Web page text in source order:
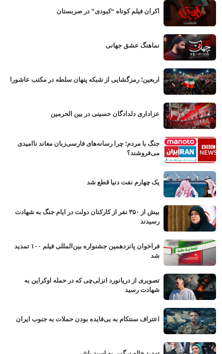
اکران فیلم کوتاه “کبودی” در صربستان
نماهنگ عشق جهانی
اربعین؛ رمزگشایی از شبکه پنهان سلطه در مکتب عاشورا
عزاداری دلدادگان حسینی در بین الحرمین
جنگ با مردم؛ چرا رسانه‌های فارسی‌زبان معاند ناامیدی
می‌فروشند؟
یک چهارم نفت دنیا قطع شد
بیش از ۳۵۰ نفر از کارکنان دولت در ایام جنگ به شهادت
رسیدند
فراخوان پانزدهمین جشنواره بین‌المللی فیلم ۱۰۰ تمدید
شد
تصویری از دریانورد انزلی‌چی که در حمله اوکراین به
شهادت رسید
اعتراف سنتکام به بی‌فایده بودن حملات به جنوب ایران